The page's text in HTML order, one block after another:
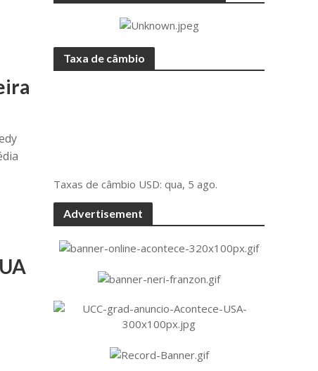
Taxa de câmbio
Taxas de câmbio USD: qua, 5 ago.
Advertisement